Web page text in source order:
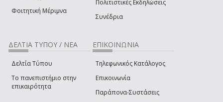
Φοιτητική Μέριμνα
Πολιτιστικές Εκδηλώσεις
Συνέδρια
ΔΕΛΤΙΑ ΤΥΠΟΥ / ΝΕΑ
Δελτία Τύπου
Το πανεπιστήμιο στην
επικαιρότητα
ΕΠΙΚΟΙΝΩΝΙΑ
Τηλεφωνικός Κατάλογος
Επικοινωνία
Παράπονα-Συστάσεις